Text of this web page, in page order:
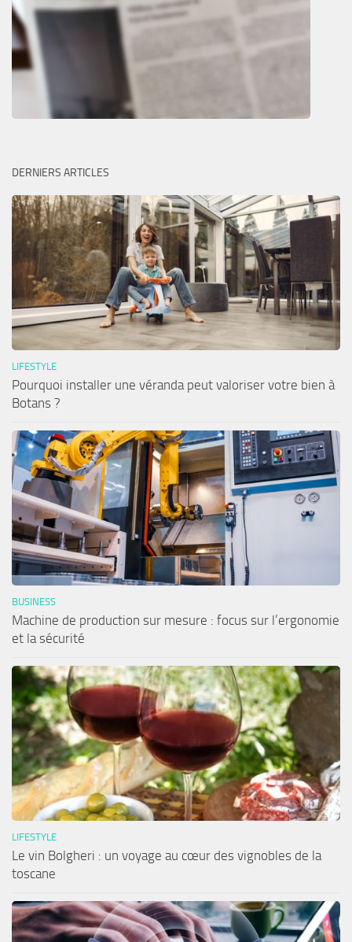
DERNIERS ARTICLES
LIFESTYLE
Pourquoi installer une véranda peut valoriser votre bien à
Botans ?
BUSINESS
Machine de production sur mesure : focus sur l’ergonomie
et la sécurité
LIFESTYLE
Le vin Bolgheri : un voyage au cœur des vignobles de la
toscane